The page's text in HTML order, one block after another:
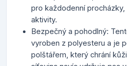
pro každodenní procházky,
aktivity.
Bezpečný a pohodlný:
vyroben z polyesteru a je
polštářem, který chrání